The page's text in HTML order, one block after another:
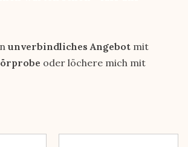
unverbindliches Angebot mit
oder löchere mich mit